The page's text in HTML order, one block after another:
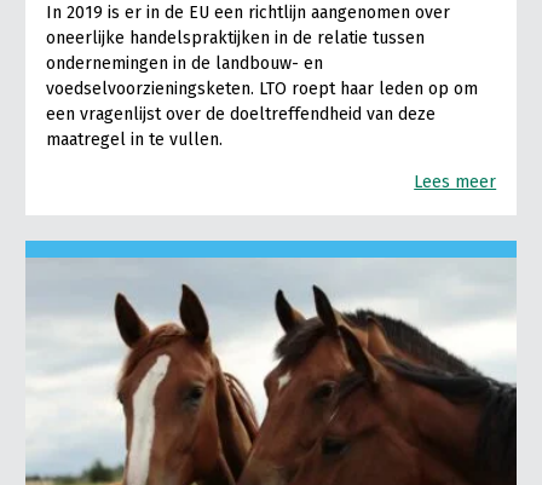
In 2019 is er in de EU een richtlijn aangenomen over
oneerlijke handelspraktijken in de relatie tussen
ondernemingen in de landbouw- en
voedselvoorzieningsketen. LTO roept haar leden op om
een vragenlijst over de doeltreffendheid van deze
maatregel in te vullen.
Lees meer